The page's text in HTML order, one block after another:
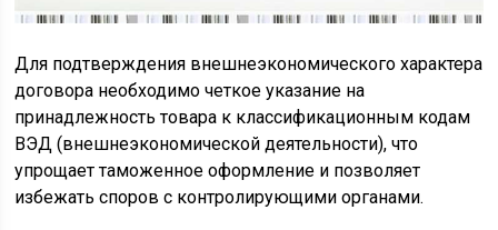
Для подтверждения внешнеэкономического характера
договора необходимо четкое указание на
принадлежность товара к классификационным кодам
ВЭД (внешнеэкономической деятельности), что
упрощает таможенное оформление и позволяет
избежать споров с контролирующими органами.